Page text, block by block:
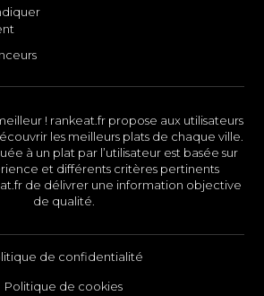
! rankeat.fr propose aux utilisateurs
les meilleurs plats de chaque ville.
à un plat par l’utilisateur est basée sur
et différents critères pertinents
de délivrer une information objective
de qualité.
de confidentialité
Politique de cookies